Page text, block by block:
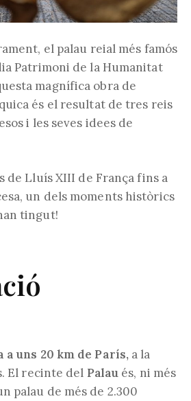
el palau reial més famós
Patrimoni de la Humanitat
magnífica obra de
és el resultat de tres reis
i les seves idees de
de Lluís XIII de França fins a
un dels moments històrics
tingut!
uns 20 km de París, a la
El recinte del Palau és, ni més
palau de més de 2.300